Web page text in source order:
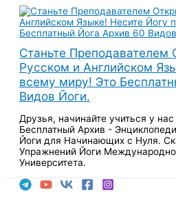
Перейти
содержимому
Станьте Преподавателем
Русском и Английском
всему миру! Это
Видов Йоги.
Друзья, начинайте учиться у
Бесплатный Архив -
Йоги для Начинающих с Нуля.
Упражнений Йоги
Университета.